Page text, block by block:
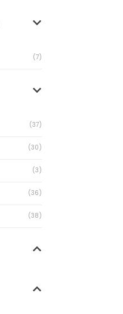
(7)
(37)
(30)
(3)
(36)
(38)